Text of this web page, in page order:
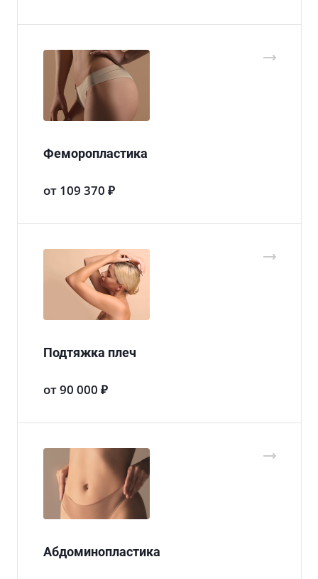
Феморопластика
от 109 370 ₽
Подтяжка плеч
от 90 000 ₽
Абдоминопластика